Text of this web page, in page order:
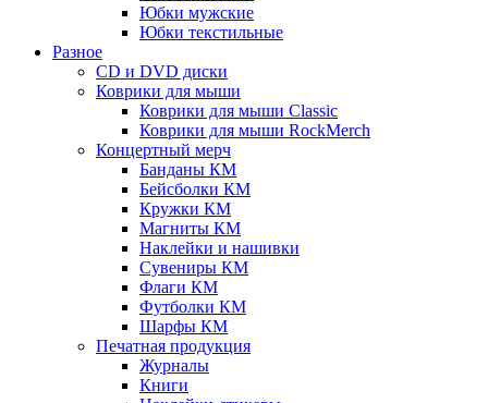
Юбки мужские
Юбки текстильные
Разное
CD и DVD диски
Коврики для мыши
Коврики для мыши Classic
Коврики для мыши RockMerch
Концертный мерч
Банданы КМ
Бейсболки КМ
Кружки КМ
Магниты КМ
Наклейки и нашивки
Сувениры КМ
Флаги КМ
Футболки КМ
Шарфы КМ
Печатная продукция
Журналы
Книги